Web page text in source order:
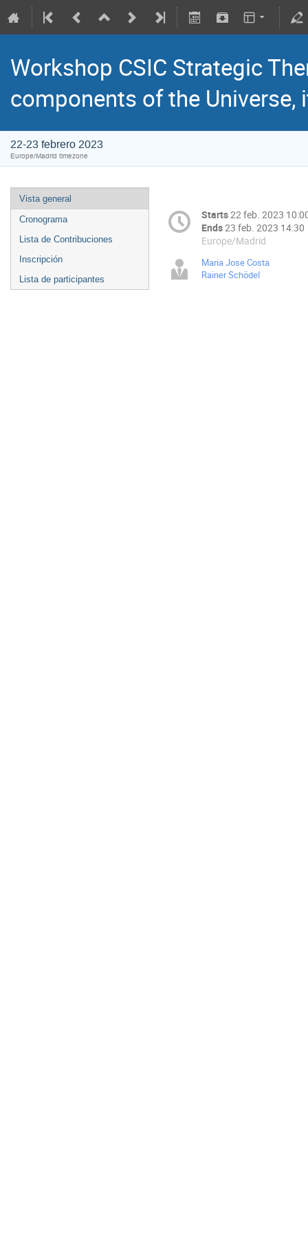
Workshop CSIC Strategic
components of the
22-23 febrero 2023
Europe/Madrid timezone
Vista general
Cronograma
Lista de Contribuciones
Inscripción
Lista de participantes
Starts22 feb. 2023
Ends23 feb. 2023 14:30
Europe/Madrid
Maria Jose Costa
Rainer Schödel